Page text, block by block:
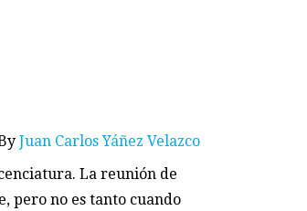
Juan Carlos Yáñez Velazco
La reunión de
pero no es tanto cuando